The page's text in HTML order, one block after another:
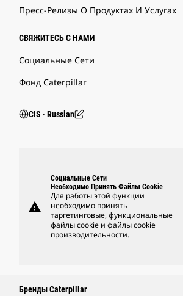
Пресс-Релизы О Продуктах И Услугах
СВЯЖИТЕСЬ С НАМИ
Социальные Сети
Фонд Caterpillar
CIS ‧ Russian
warning
Социальные Сети
Необходимо Принять Файлы Cookie
Для работы этой функции
необходимо принять
таргетинговые, функциональные
файлы cookie и файлы cookie
производительности.
Бренды Caterpillar